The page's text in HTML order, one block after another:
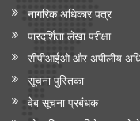
नागरिक अधिकार पत्र
पारदर्शिता लेखा परीक्षा
सीपीआईओ और अपी‍लीय
सूचना पुस्तिका
वेब सूचना प्रबंधक